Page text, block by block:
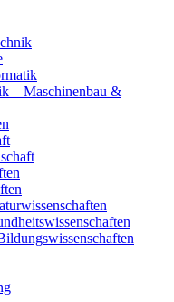
– Maschinenbau &